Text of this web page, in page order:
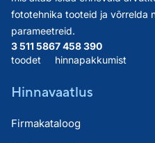
fototehnika tooteid ja võrrelda
parameetreid.
3 511 586
toodet
7 458 390
hinnapakkumist
Hinnavaatlus
Firmakataloog